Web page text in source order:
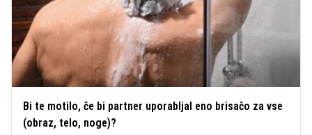
Bi te motilo, če bi partner uporabljal eno brisačo za vse
(obraz, telo, noge)?